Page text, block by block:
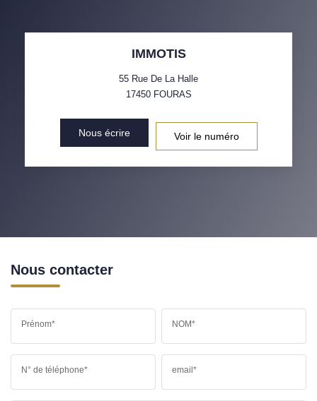
IMMOTIS
55 Rue De La Halle
17450 FOURAS
Nous écrire Voir le numéro
Nous contacter
Prénom* NOM*
N° de téléphone* email*